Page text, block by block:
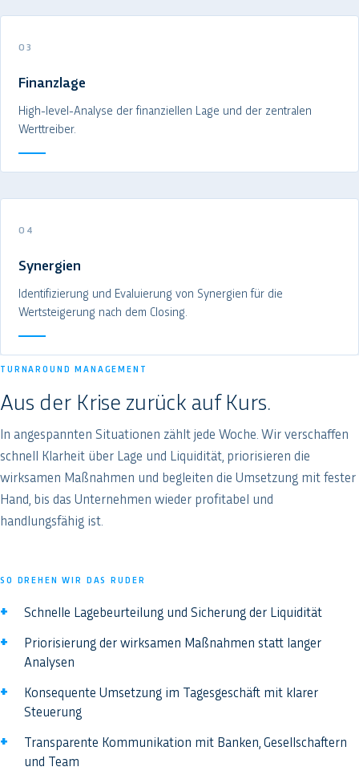
03
Finanzlage
High-level-Analyse der finanziellen Lage und der zentralen
Werttreiber.
04
Synergien
Identifizierung und Evaluierung von Synergien für die
Wertsteigerung nach dem Closing.
TURNAROUND MANAGEMENT
Aus der Krise zurück auf Kurs.
In angespannten Situationen zählt jede Woche. Wir verschaffen
schnell Klarheit über Lage und Liquidität, priorisieren die
wirksamen Maßnahmen und begleiten die Umsetzung mit fester
Hand, bis das Unternehmen wieder profitabel und
handlungsfähig ist.
SO DREHEN WIR DAS RUDER
Schnelle Lagebeurteilung und Sicherung der Liquidität
Priorisierung der wirksamen Maßnahmen statt langer
Analysen
Konsequente Umsetzung im Tagesgeschäft mit klarer
Steuerung
Transparente Kommunikation mit Banken, Gesellschaftern
und Team